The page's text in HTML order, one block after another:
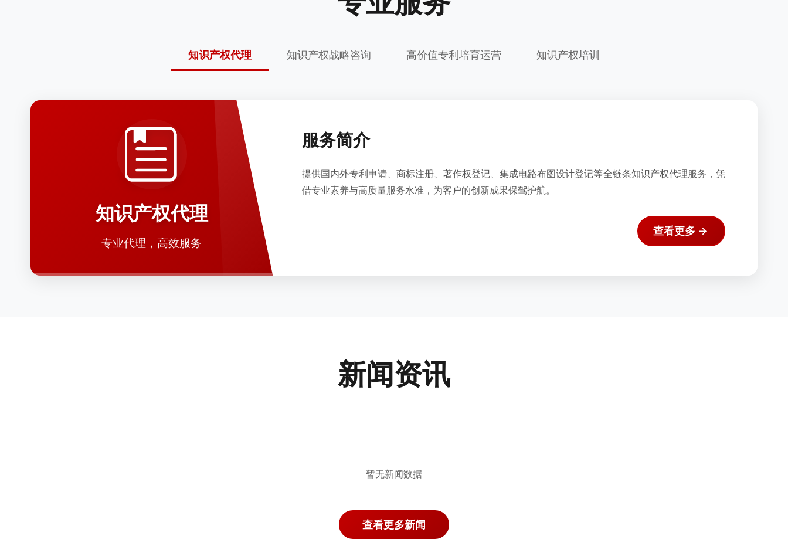
知识产权代理 知识产权战略咨询 高价值专利培育运营 知识产权培训
知识产权代理
专业代理，高效服务
服务简介
提供国内外专利申请、商标注册、著作权登记、集成电路布图设计登记等全链条知识产权代理服务，凭
借专业素养与高质量服务水准，为客户的创新成果保驾护航。
查看更多 →
新闻资讯
暂无新闻数据
查看更多新闻